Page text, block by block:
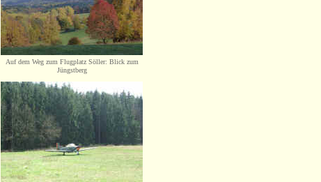
Auf dem Weg zum Flugplatz Söller: Blick zum
Jüngstberg